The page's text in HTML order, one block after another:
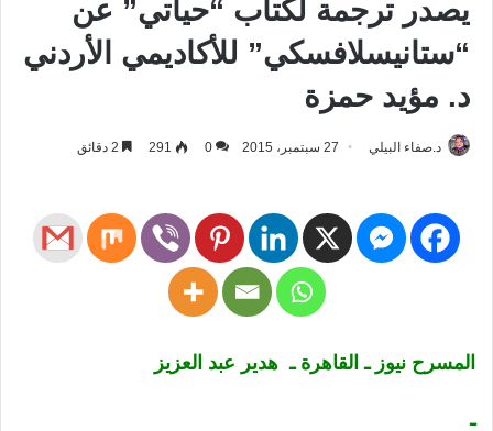
يصدر ترجمة لكتاب “حياتي” عن
“ستانيسلافسكي” للأكاديمي الأردني
د. مؤيد حمزة
د.صفاء البيلي 27 سبتمبر، 2015 0
291
المسرح نيوز ـ القاهرة ـ هدير عبد العزيز
ـ